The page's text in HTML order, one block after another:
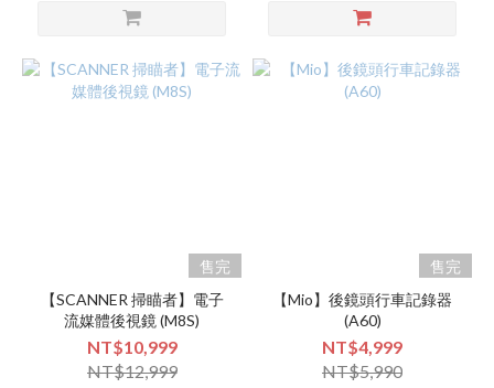
售完
【SCANNER 掃瞄者】電子
流媒體後視鏡 (M8S)
NT$10,999
NT$12,999
售完
【Mio】後鏡頭行車記錄器
(A60)
NT$4,999
NT$5,990